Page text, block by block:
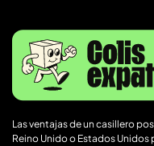
Las ventajas de un casillero
Reino Unido o Estados